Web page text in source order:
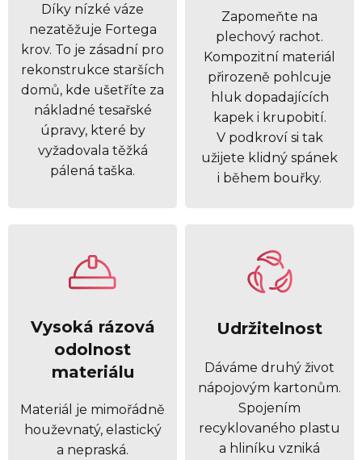
Díky nízké váze
nezatěžuje Fortega
krov. To je zásadní pro
rekonstrukce starších
domů, kde ušetříte za
nákladné tesařské
úpravy, které by
vyžadovala těžká
pálená taška.
Zapomeňte na
plechový rachot.
Kompozitní materiál
přirozeně pohlcuje
hluk dopadajících
kapek i krupobití.
V podkroví si tak
užijete klidný spánek
i během bouřky.
Vysoká rázová
odolnost
materiálu
Materiál je mimořádně
houževnatý, elastický
a nepraská.
Udržitelnost
Dáváme druhý život
nápojovým kartonům.
Spojením
recyklovaného plastu
a hliníku vzniká